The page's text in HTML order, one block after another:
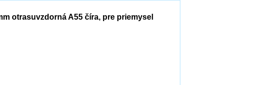
otrasuvzdorná A55 číra, pre priemysel